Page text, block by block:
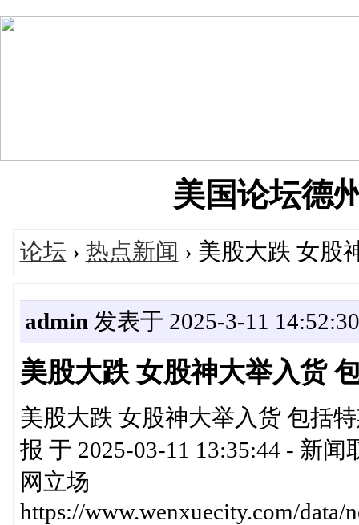
美国论坛德
论坛 › 热点新闻 › 美股大跌 女股
admin 发表于 2025-3-11 14:52:30
美股大跌 女股神大举入货
美股大跌 女股神大举入货 包括
报 于 2025-03-11 13:35:44 - 新
网立场
https://www.wenxuecity.com/data/